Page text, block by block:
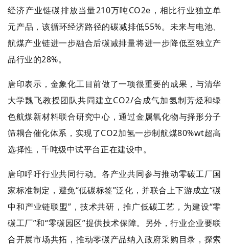
经济产业链碳排放当量210万吨CO2e，相比行业独立单
元产品，该循环经济路径的碳减排低55%。未来与电池、
航煤产业链进一步融合后碳减排量将进一步降低至独立产
品行业的28%。
唐印表示，金象化工目前做了一项很重要的成果，与清华
大学魏飞教授团队共同建立CO2/合成气加氢制芳烃和绿
色航煤新材料联合研究中心，通过金属氧化物与择形分子
筛耦合催化体系，实现了CO2加氢一步制航煤80%wt超高
选择性，千吨级中试平台正在建设中。
唐印呼吁行业共同行动。各产业共同参与推动零碳工厂国
家标准制定，避免“低碳标签”泛化，并联合上下游成立“碳
中和产业链联盟”，技术共研，推广低碳工艺，为建设“零
碳工厂”和“零碳园区”提供技术保障。另外，行业企业要联
合开展市场共拓，推动零碳产品纳入政府采购目录，探索